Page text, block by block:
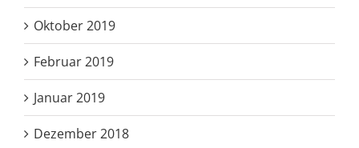
Oktober 2019
Februar 2019
Januar 2019
Dezember 2018